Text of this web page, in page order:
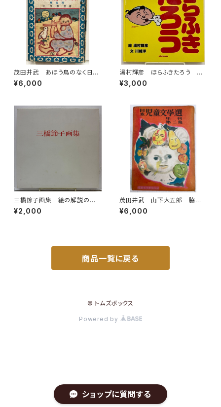
ショップに質問する
茂田井武 あほう鳥のなく日
小川未明 物語名作選 昭和2
6年（1951） 初版 カバーな
¥6,000
湯村輝彦 ほらふきたろう 川
崎洋 1989年 初版 ミキハ
ウス
¥3,000
三橋節子画集 絵の解説の鈴
木靖将による手書きの識語 19
92年 どくだみ会
¥2,000
茂田井武 山下大五郎 脇田
和 日本児童文学選 年刊第
二集 児童文学者協会 編 昭
¥6,000
商品一覧に戻る
© トムズボックス
Powered by